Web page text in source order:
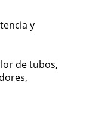
y
de tubos,